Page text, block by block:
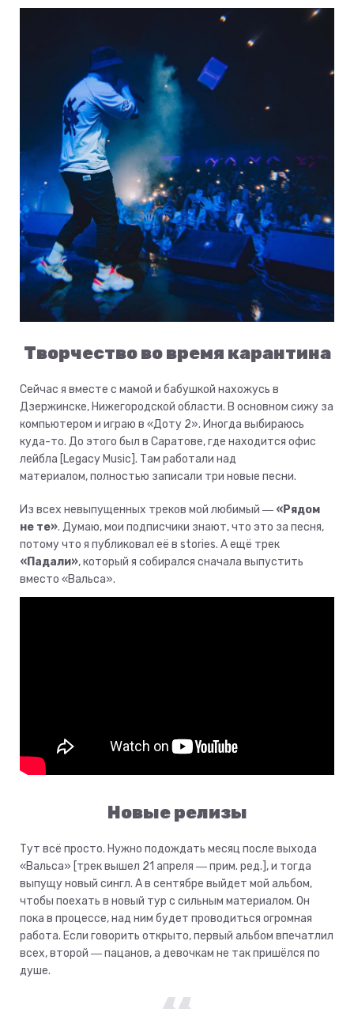
Творчество во время карантина
Сейчас я вместе с мамой и бабушкой нахожусь в
Дзержинске, Нижегородской области. В основном сижу за
компьютером и играю в «Доту 2». Иногда выбираюсь
куда-то. До этого был в Саратове, где находится офис
лейбла [Legacy Music]. Там работали над
материалом, полностью записали три новые песни.
Из всех невыпущенных треков мой любимый ― «Рядом
не те». Думаю, мои подписчики знают, что это за песня,
потому что я публиковал её в stories. А ещё трек
«Падали», который я собирался сначала выпустить
вместо «Вальса».
Новые релизы
Тут всё просто. Нужно подождать месяц после выхода
«Вальса» [трек вышел 21 апреля ― прим. ред.], и тогда
выпущу новый сингл. А в сентябре выйдет мой альбом,
чтобы поехать в новый тур с сильным материалом. Он
пока в процессе, над ним будет проводиться огромная
работа. Если говорить открыто, первый альбом впечатлил
всех, второй ― пацанов, а девочкам не так пришёлся по
душе.